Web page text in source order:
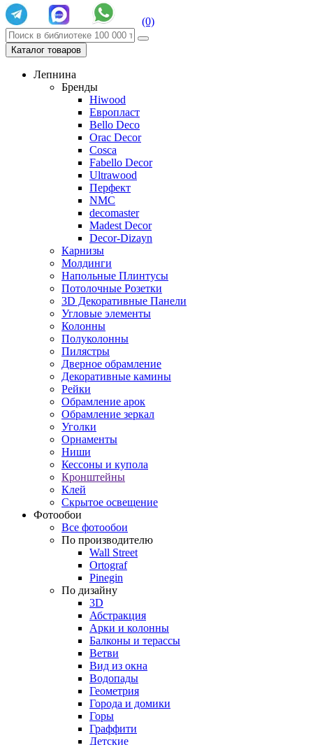
(0)
Каталог товаров
Лепнина
Бренды
Hiwood
Европласт
Bello Deco
Orac Decor
Cosca
Fabello Decor
Ultrawood
Перфект
NMC
decomaster
Madest Decor
Decor-Dizayn
Карнизы
Молдинги
Напольные Плинтусы
Потолочные Розетки
3D Декоративные Панели
Угловые элементы
Колонны
Полуколонны
Пилястры
Дверное обрамление
Декоративные камины
Рейки
Обрамление арок
Обрамление зеркал
Уголки
Орнаменты
Ниши
Кессоны и купола
Кронштейны
Клей
Скрытое освещение
Фотообои
Все фотообои
По производителю
Wall Street
Ortograf
Pinegin
По дизайну
3D
Абстракция
Арки и колонны
Балконы и терассы
Ветви
Вид из окна
Водопады
Геометрия
Города и домики
Горы
Граффити
Детские